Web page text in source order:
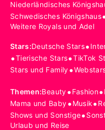
Niederländisches
Schwedisches Königshaus
Weitere Royals und Adel
Stars:Deutsche Stars•
•Tierische Stars•TikTok
Stars und Family•
Themen:Beauty•Fashion•
Mama und Baby•Musik•
Shows und Sonstige•
Urlaub und Reise